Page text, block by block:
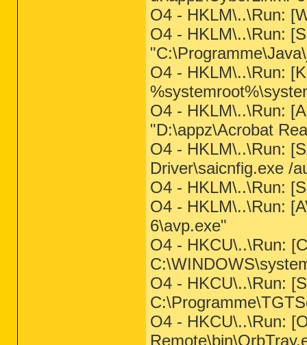
O4 - HKLM\..\Run:
O4 - HKLM\..\Run:
O4 - HKLM\..\Run:
O4 - HKLM\..\Run:
"D:\appz\Acrobat
O4 - HKLM\..\Run:
Driver\saicnfig.exe /
O4 - HKLM\..\Run:
O4 - HKLM\..\Run:
6\avp.exe"
O4 - HKCU\..\Run:
O4 - HKCU\..\Run:
O4 - HKCU\..\Run: